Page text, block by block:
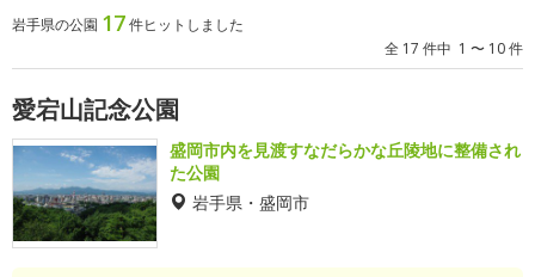
岩手県の公園 17件ヒットしました
全 17 件中 1 〜 10 件
愛宕山記念公園
盛岡市内を見渡すなだらかな丘陵地に整備され
た公園
岩手県・盛岡市